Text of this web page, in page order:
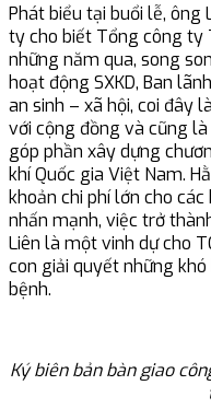
Phát biểu tại buổi lễ, ông
ty cho biết Tổng công ty
những năm qua, song
hoạt động SXKD, Ban
an sinh – xã hội, coi đây
với cộng đồng và cũng
góp phần xây dựng
khí Quốc gia Việt Nam.
khoản chi phí lớn cho
nhấn mạnh, việc trở
Liên là một vinh dự cho
con giải quyết những
bệnh.
Ký biên bản bàn giao